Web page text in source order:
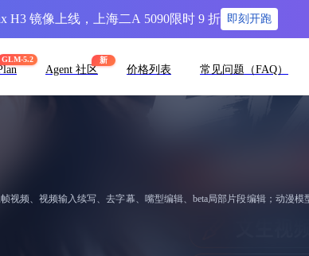
GLM-5.2 新
Agent 社区 价格列表 常见问题（FAQ）
频、视频输入续写、去字幕、嘴型编辑、beta局部片段编辑；动漫模
H3 镜像上线，上海二A 5090限时 9 折 即刻开跑